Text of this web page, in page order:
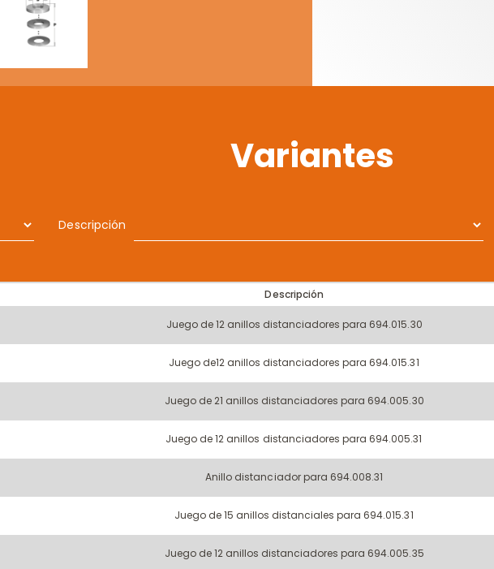
Variantes
Descripción
Descripción
Juego de 12 anillos distanciadores para 694.015.30
Juego de12 anillos distanciadores para 694.015.31
Juego de 21 anillos distanciadores para 694.005.30
Juego de 12 anillos distanciadores para 694.005.31
Anillo distanciador para 694.008.31
Juego de 15 anillos distanciales para 694.015.31
Juego de 12 anillos distanciadores para 694.005.35